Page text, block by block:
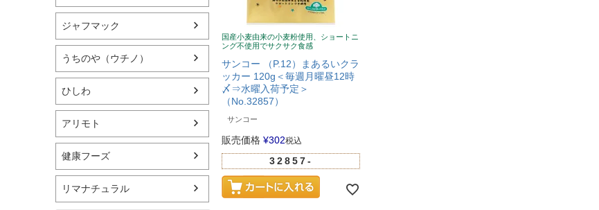
ジャフマック
うちのや（ウチノ）
ひしわ
アリモト
健康フーズ
リマナチュラル
国産小麦由来の小麦粉使用、ショートニ
ング不使用でサクサク食感
サンコー （P.12）まあるいクラ
ッカー 120g＜毎週月曜昼12時
〆⇒水曜入荷予定＞
（No.32857）
サンコー
販売価格 ¥302税込
32857-